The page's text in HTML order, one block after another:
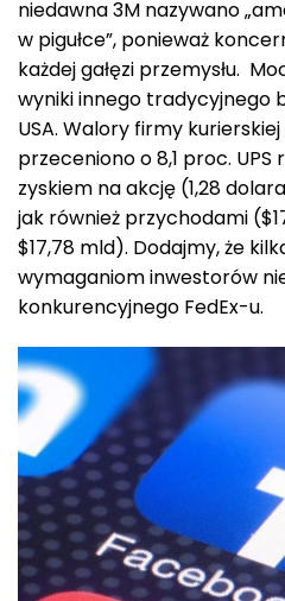
niedawna 3M nazywano
w pigułce”, ponieważ
każdej gałęzi przemysłu.
wyniki innego tradycyjnego
USA. Walory firmy
przeceniono o 8,1 proc.
zyskiem na akcję (1,28
jak również przychodami
$17,78 mld). Dodajmy, że
wymaganiom inwestorów
konkurencyjnego FedEx-u.